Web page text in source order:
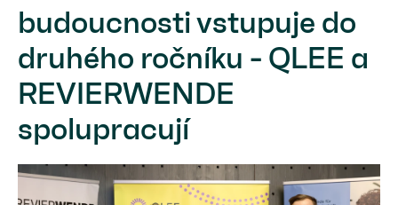
budoucnosti vstupuje do
druhého ročníku - QLEE a
REVIERWENDE
spolupracují